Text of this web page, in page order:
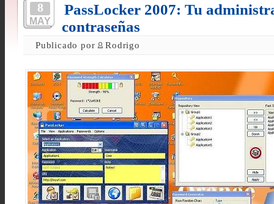
8
MAY
PassLocker 2007: Tu
contraseñas
Publicado por Rodrigo